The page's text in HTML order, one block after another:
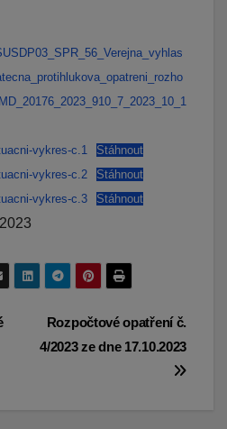
vykres-c.1
Stáhnout
vykres-c.2
Stáhnout
vykres-c.3
Stáhnout
Rozpočtové opatření č.
4/2023 ze dne 17.10.2023